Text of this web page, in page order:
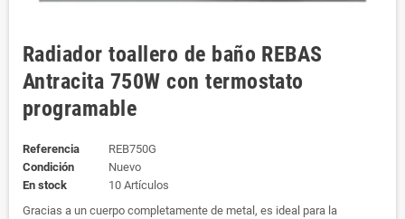
Radiador toallero de baño REBAS
Antracita 750W con termostato
programable
Referencia
REB750G
Condición
Nuevo
En stock
10 Artículos
Gracias a un cuerpo completamente de metal, es ideal para la